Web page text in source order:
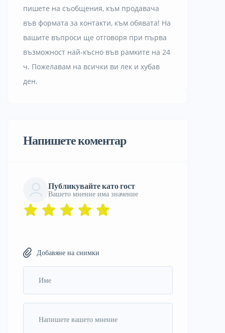
пишете на съобщения, към продавача
във формата за контакти, към обявата! На
вашите въпроси ще отговоря при първа
възможност най-късно във рамките на 24
ч. Пожелавам на всички ви лек и хубав
ден.
Напишете коментар
Публикувайте като гост
Вашето мнение има значение
Добавяне на снимки